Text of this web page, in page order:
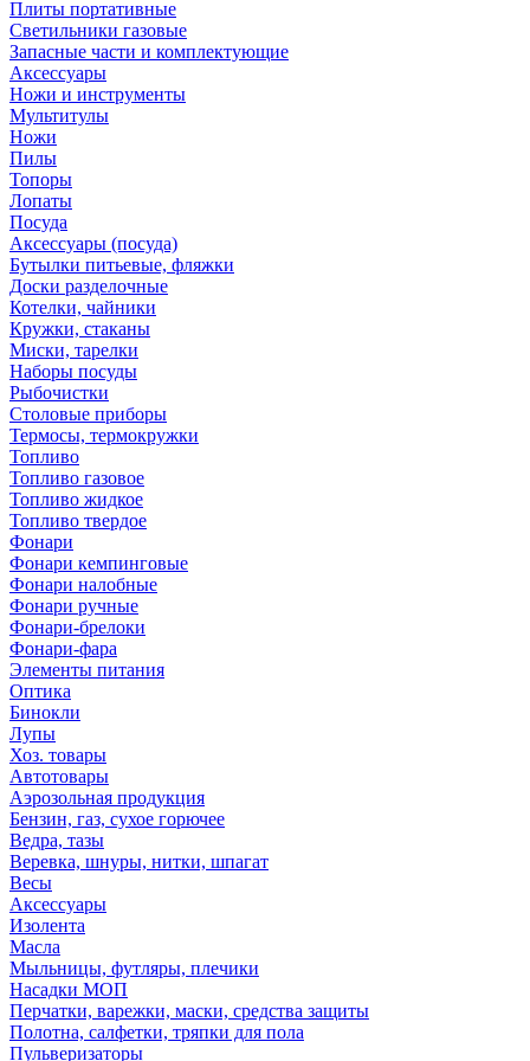
Плиты портативные
Светильники газовые
Запасные части и комплектующие
Аксессуары
Ножи и инструменты
Мультитулы
Ножи
Пилы
Топоры
Лопаты
Посуда
Аксессуары (посуда)
Бутылки питьевые, фляжки
Доски разделочные
Котелки, чайники
Кружки, стаканы
Миски, тарелки
Наборы посуды
Рыбочистки
Столовые приборы
Термосы, термокружки
Топливо
Топливо газовое
Топливо жидкое
Топливо твердое
Фонари
Фонари кемпинговые
Фонари налобные
Фонари ручные
Фонари-брелоки
Фонари-фара
Элементы питания
Оптика
Бинокли
Лупы
Хоз. товары
Автотовары
Аэрозольная продукция
Бензин, газ, сухое горючее
Ведра, тазы
Веревка, шнуры, нитки, шпагат
Весы
Аксессуары
Изолента
Масла
Мыльницы, футляры, плечики
Насадки МОП
Перчатки, варежки, маски, средства защиты
Полотна, салфетки, тряпки для пола
Пульверизаторы